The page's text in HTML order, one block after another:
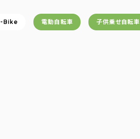
Bike 電動自転車 子供乗せ自転車